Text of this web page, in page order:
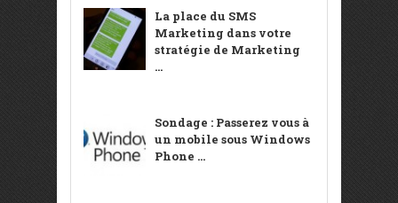
La place du SMS
Marketing dans votre
stratégie de Marketing
...
Sondage : Passerez vous à
un mobile sous Windows
Phone ...